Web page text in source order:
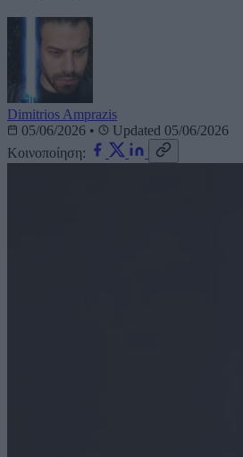
Dimitrios Amprazis
05/06/2026 •
Updated 05/06/2026
Κοινοποίηση: